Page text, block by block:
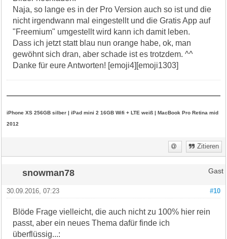
Naja, so lange es in der Pro Version auch so ist und die
nicht irgendwann mal eingestellt und die Gratis App auf
"Freemium" umgestellt wird kann ich damit leben.
Dass ich jetzt statt blau nun orange habe, ok, man
gewöhnt sich dran, aber schade ist es trotzdem. ^^
Danke für eure Antworten! [emoji4][emoji1303]
iPhone XS 256GB silber | iPad mini 2 16GB Wifi + LTE weiß | MacBook Pro Retina mid
2012
Zitieren
snowman78 Gast
#10
30.09.2016, 07:23
Blöde Frage vielleicht, die auch nicht zu 100% hier rein
passt, aber ein neues Thema dafür finde ich
überflüssig...: